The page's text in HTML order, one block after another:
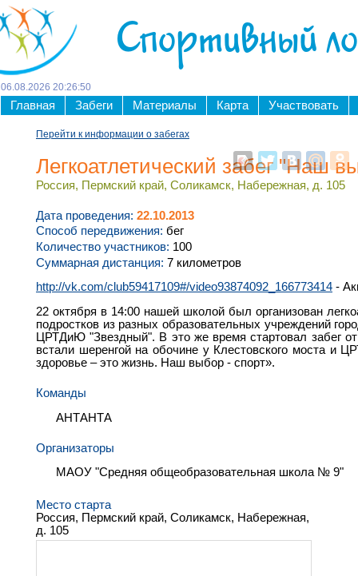
Спортивный
06 08 2026 20:26:51
Главная Забеги Материалы Карта Участвовать
Перейти к информации о забегах
Легкоатлетический забег "Наш
Россия, Пермский край, Соликамск, Набережная, д. 105
Дата проведения: 22.10.2013
Способ передвижения: бег
Количество участников: 100
Суммарная дистанция: 7 километров
http://vk.com/club59417109#/video93874092_166773414 -
22 октября в 14:00 нашей школой был организован
подростков из разных образовательных учреждений
ЦРТДиЮ "Звездный". В это же время стартовал забег
встали шеренгой на обочине у Клестовского моста и
здоровье – это жизнь. Наш выбор - спорт».
Команды
АНТАНТА
Организаторы
МАОУ "Средняя общеобразовательная школа № 9"
Место старта
Россия, Пермский край, Соликамск, Набережная,
д. 105